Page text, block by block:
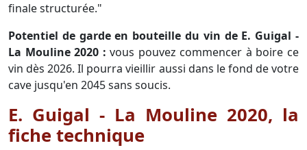
finale structurée."
Potentiel de garde en bouteille du vin de E. Guigal -
La Mouline 2020 :vous pouvez commencer à boire ce
vin dès 2026. Il pourra vieillir aussi dans le fond de votre
cave jusqu'en 2045 sans soucis.
E. Guigal - La Mouline 2020, la
fiche technique